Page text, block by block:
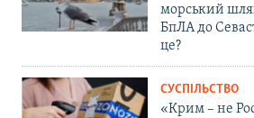
морський
БпЛА до
це?
СУСПІЛЬСТВО
«Крим – не